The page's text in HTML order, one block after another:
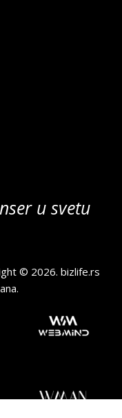
u svetu
© 2026.bizlife.rs